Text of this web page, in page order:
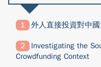
外人直接投資對中
Investigating the
Crowdfunding Context